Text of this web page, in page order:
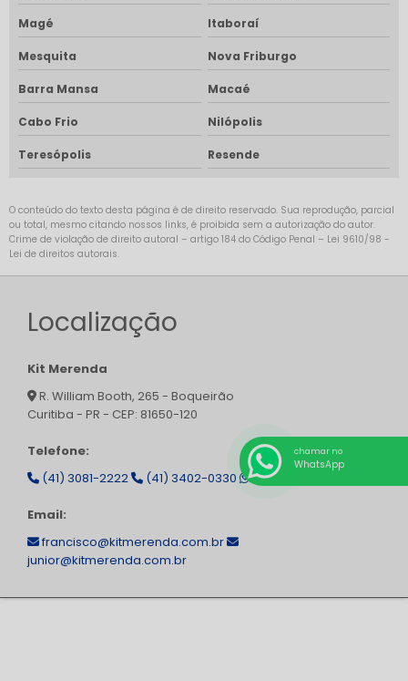
Magé Itaboraí
Mesquita Nova Friburgo
Barra Mansa Macaé
Cabo Frio Nilópolis
Teresópolis Resende
O conteúdo do texto desta página é de direito reservado. Sua reprodução, parcial
ou total, mesmo citando nossos links, é proibida sem a autorização do autor.
Crime de violação de direito autoral – artigo 184 do Código Penal – Lei 9610/98 -
Lei de direitos autorais.
Localização
Kit Merenda
R. William Booth, 265 - Boqueirão
Curitiba - PR - CEP: 81650-120
Telefone:
(41) 3081-2222
(41) 3402-0330 (41) 99129-5611
Email:
francisco@kitmerenda.com.br
junior@kitmerenda.com.br
chamar no
WhatsApp